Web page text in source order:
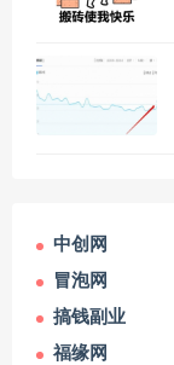
中创网
冒泡网
搞钱副业
福缘网